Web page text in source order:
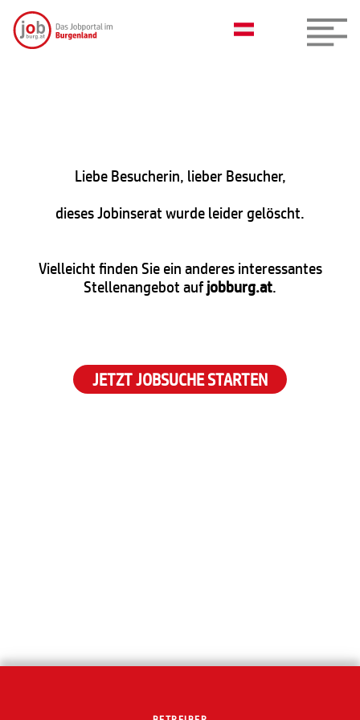
Liebe Besucherin, lieber Besucher,
dieses Jobinserat wurde leider gelöscht.
Vielleicht finden Sie ein anderes interessantes
Stellenangebot aufjobburg.at.
JETZT JOBSUCHE STARTEN